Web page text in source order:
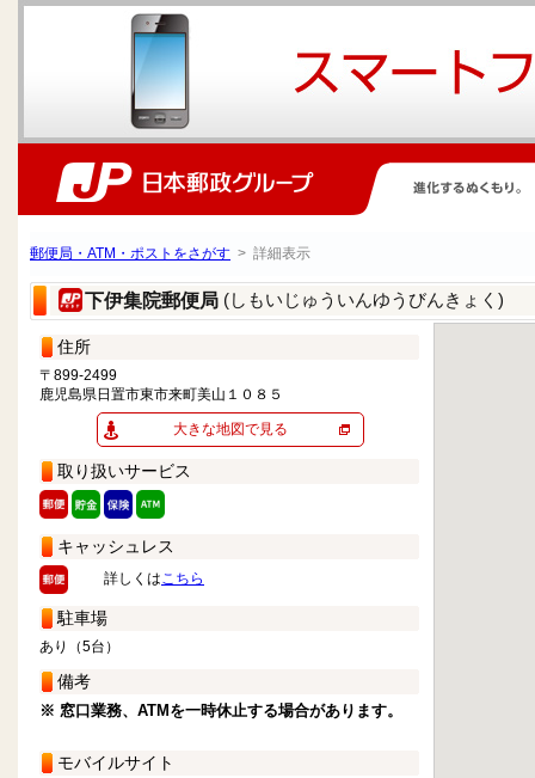
郵便局・ATM・ポストをさがす > 詳細表示
下伊集院郵便局 (しもいじゅういんゆうびんきょく)
住所
〒899-2499
鹿児島県日置市東市来町美山１０８５
大きな地図で見る
取り扱いサービス
キャッシュレス
詳しくはこちら
駐車場
あり（5台）
備考
※ 窓口業務、ATMを一時休止する場合があります。
モバイルサイト